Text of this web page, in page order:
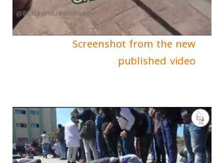
Screenshot from the new
published video